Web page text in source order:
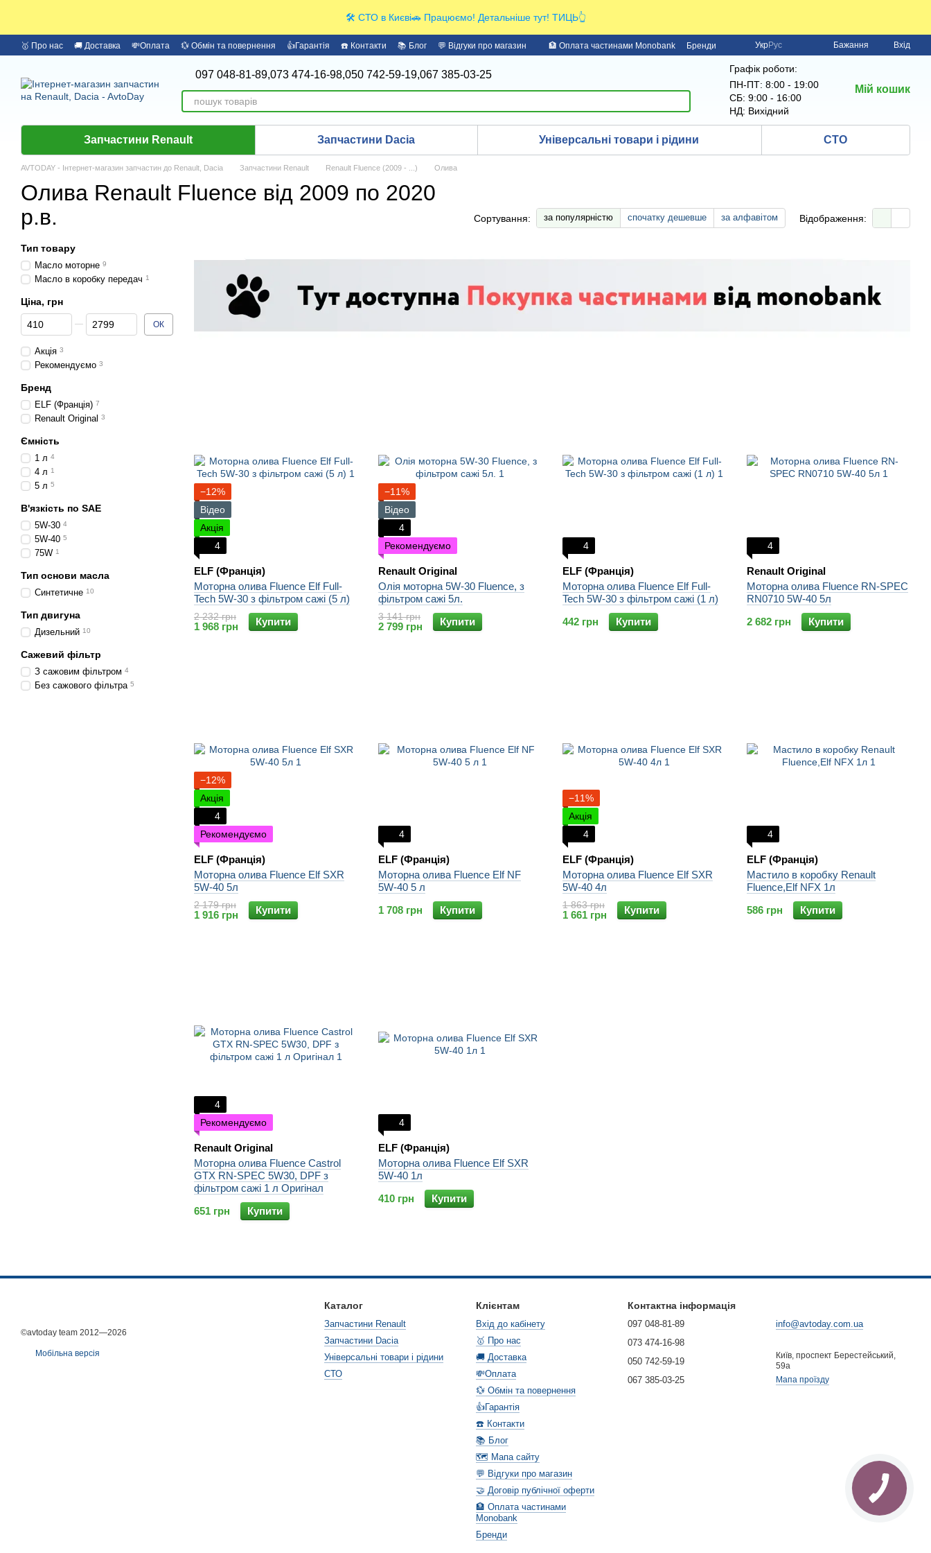
🛠️ СТО в Києві🚗 Працюємо! Детальніше тут! ТИЦЬ👆
🥇 Про нас 🚚 Доставка 💸Оплата 💱 Обмін та повернення 👍Гарантія ☎️ Контакти 📚 Блог 💬 Відгуки про магазин 🏦 Оплата частинами Monobank Бренди УкрРус Бажання Вхід
097 048-81-89,073 474-16-98,050 742-59-19,067 385-03-25
Графік роботи:
ПН-ПТ: 8:00 - 19:00
СБ: 9:00 - 16:00
НД: Вихідний
Мій кошик
Запчастини Renault Запчастини Dacia Універсальні товари і рідини СТО
AVTODAY - Інтернет-магазин запчастин до Renault, Dacia Запчастини Renault Renault Fluence (2009 - ...) Олива
Олива Renault Fluence від 2009 по 2020
р.в.
Сортування: за популярністю спочатку дешевше за алфавітом Відображення:
−12%
Відео
Акція
4
ELF (Франція)
Моторна олива Fluence Elf Full-
Tech 5W-30 з фільтром сажі (5 л)
2 232 грн
1 968 грн Купити
−11%
Відео
4
Рекомендуємо
Renault Original
Олія моторна 5W-30 Fluence, з
фільтром сажі 5л.
3 141 грн
2 799 грн Купити
4
ELF (Франція)
Моторна олива Fluence Elf Full-
Tech 5W-30 з фільтром сажі (1 л)
442 грн
Купити
4
Renault Original
Моторна олива Fluence RN-SPEC
RN0710 5W-40 5л
2 682 грн
Купити
−12%
Акція
4
Рекомендуємо
ELF (Франція)
Моторна олива Fluence Elf SXR
5W-40 5л
2 179 грн
1 916 грн Купити
4
ELF (Франція)
Моторна олива Fluence Elf NF
5W-40 5 л
1 708 грн
Купити
−11%
Акція
4
ELF (Франція)
Моторна олива Fluence Elf SXR
5W-40 4л
1 863 грн
1 661 грн Купити
4
ELF (Франція)
Мастило в коробку Renault
Fluence,Elf NFX 1л
586 грн
Купити
4
Рекомендуємо
Renault Original
Моторна олива Fluence Castrol
GTX RN-SPEC 5W30, DPF з
фільтром сажі 1 л Оригінал
651 грн
Купити
4
ELF (Франція)
Моторна олива Fluence Elf SXR
5W-40 1л
410 грн
Купити
Тип товару
Масло моторне 9
Масло в коробку передач 1
Ціна, грн
Від Ціна, грн
До Ціна, грн ОК
Акція 3
Рекомендуємо 3
Бренд
ELF (Франція) 7
Renault Original 3
Ємність
1 л 4
4 л 1
5 л 5
В'язкість по SAE
5W-30 4
5W-40 5
75W 1
Тип основи масла
Синтетичне 10
Тип двигуна
Дизельний 10
Сажевий фільтр
З сажовим фільтром 4
Без сажового фільтра 5
©avtoday team 2012—2026
Мобільна версія
Каталог
Запчастини Renault
Запчастини Dacia
Універсальні товари і рідини
СТО
Клієнтам
Вхід до кабінету
🥇 Про нас
🚚 Доставка
💸Оплата
💱 Обмін та повернення
👍Гарантія
☎️ Контакти
📚 Блог
🗺️ Мапа сайту
💬 Відгуки про магазин
🤝 Договір публічної оферти
🏦 Оплата частинами
Monobank
Бренди
Контактна інформація
097 048-81-89
073 474-16-98
050 742-59-19
067 385-03-25
info@avtoday.com.ua
Київ, проспект Берестейський,
59а
Мапа проїзду